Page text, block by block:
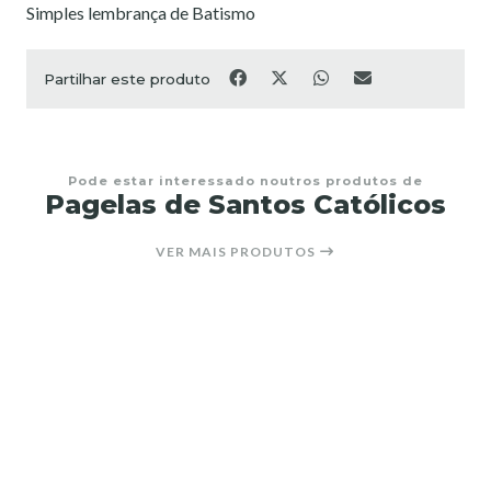
Simples lembrança de Batismo
Partilhar este produto
Pode estar interessado noutros produtos de
Pagelas de Santos Católicos
VER MAIS PRODUTOS